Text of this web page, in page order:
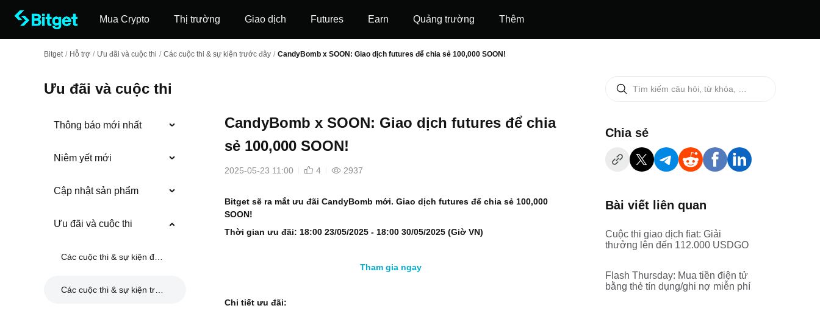
Mua Crypto Thị trường Giao dịch Futures ‌Earn Quảng trường Thêm
Bitget / Hỗ trợ / Ưu đãi và cuộc thi / Các cuộc thi & sự kiện trước đây / CandyBomb x SOON: Giao dịch futures để chia sẻ 100,000 SOON!
Ưu đãi và cuộc thi
Thông báo mới nhất
Niêm yết mới
Cập nhật sản phẩm
Ưu đãi và cuộc thi
Các cuộc thi & sự kiện đang diễn ra
Các cuộc thi & sự kiện trước đây
CandyBomb x SOON: Giao dịch futures để chia
sẻ 100,000 SOON!
2025-05-23 11:00 4 2937
Bitget sẽ ra mắt ưu đãi CandyBomb mới. Giao dịch futures để chia sẻ 100,000
SOON!
Thời gian ưu đãi: 18:00 23/05/2025 - 18:00 30/05/2025 (Giờ VN)
Tham gia ngay
Chi tiết ưu đãi:
‌Chia sẻ
Bài viết liên quan
Cuộc thi giao dịch fiat: Giải
thưởng lên đến 112.000 USDGO
Flash Thursday: Mua tiền điện tử
bằng thẻ tín dụng/ghi nợ miễn phí